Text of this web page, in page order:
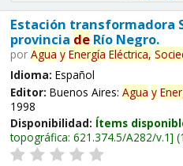
Estación transformadora
provincia deRío Negro.
por Agua y Energía Eléctrica,
Idioma: Español
Editor: Buenos Aires: Agua y
1998
Disponibilidad: Ítems
topográfica: 621.374.5/A282/v.1